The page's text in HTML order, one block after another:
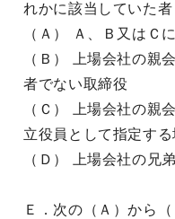
れかに該当していた者
（Ａ） Ａ、Ｂ又はＣ
（Ｂ） 上場会社の親
者でない取締役
（Ｃ） 上場会社の親
立役員として指定する
（Ｄ） 上場会社の兄
Ｅ．次の（Ａ）から